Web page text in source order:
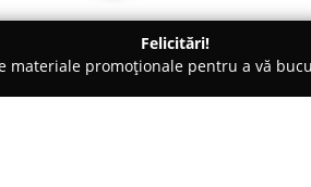
Felicitări!
materiale promoționale pentru a vă